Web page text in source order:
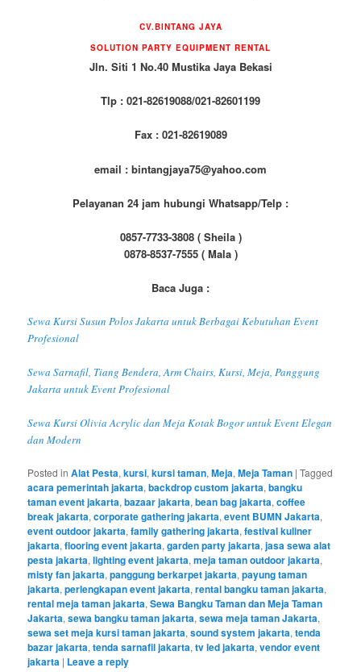
CV.BINTANG JAYA
SOLUTION PARTY EQUIPMENT RENTAL
Jln. Siti 1 No.40 Mustika Jaya Bekasi
Tlp : 021-82619088/021-82601199
Fax : 021-82619089
email : bintangjaya75@yahoo.com
Pelayanan 24 jam hubungi Whatsapp/Telp :
0857-7733-3808 ( Sheila )
0878-8537-7555 ( Mala )
Baca Juga :
Sewa Kursi Susun Polos Jakarta untuk Berbagai Kebutuhan Event
Profesional
Sewa Sarnafil, Tiang Bendera, Arm Chairs, Kursi, Meja, Panggung
Jakarta untuk Event Profesional
Sewa Kursi Olivia Acrylic dan Meja Kotak Bogor untuk Event Elegan
dan Modern
Posted in Alat Pesta,kursi,kursi taman,Meja,Meja Taman |Tagged
acara pemerintah jakarta,backdrop custom jakarta,bangku
taman event jakarta,bazaar jakarta,bean bag jakarta,coffee
break jakarta,corporate gathering jakarta,event BUMN Jakarta,
event outdoor jakarta,family gathering jakarta,festival kuliner
jakarta,flooring event jakarta,garden party jakarta,jasa sewa alat
pesta jakarta,lighting event jakarta,meja taman outdoor jakarta,
misty fan jakarta,panggung berkarpet jakarta,payung taman
jakarta,perlengkapan event jakarta,rental bangku taman jakarta,
rental meja taman jakarta,Sewa Bangku Taman dan Meja Taman
Jakarta,sewa bangku taman jakarta,sewa meja taman Jakarta,
sewa set meja kursi taman jakarta,sound system jakarta,tenda
bazar jakarta,tenda sarnafil jakarta,tv led jakarta,vendor event
jakarta | Leave a reply